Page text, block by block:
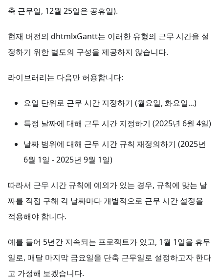
축 근무일, 12월 25일은 공휴일).
현재 버전의 dhtmlxGantt는 이러한 유형의 근무 시간을 설
정하기 위한 별도의 구성을 제공하지 않습니다.
라이브러리는 다음만 허용합니다:
요일 단위로 근무 시간 지정하기 (월요일, 화요일...)
특정 날짜에 대해 근무 시간 지정하기 (2025년 6월 4일)
날짜 범위에 대해 근무 시간 규칙 재정의하기 (2025년
6월 1일 - 2025년 9월 1일)
따라서 근무 시간 규칙에 예외가 있는 경우, 규칙에 맞는 날
짜를 직접 구해 각 날짜마다 개별적으로 근무 시간 설정을
적용해야 합니다.
예를 들어 5년간 지속되는 프로젝트가 있고, 1월 1일을 휴무
일로, 매달 마지막 금요일을 단축 근무일로 설정하고자 한다
고 가정해 보겠습니다.